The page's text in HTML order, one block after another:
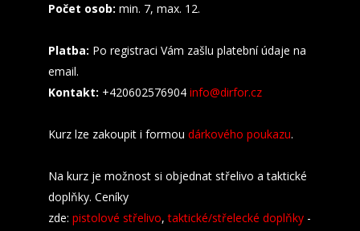
Počet osob: min. 7, max. 12.
Platba: Po registraci Vám zašlu platební údaje na
email.
Kontakt: +420602576904 info@dirfor.cz
Kurz lze zakoupit i formou dárkového poukazu.
Na kurz je možnost si objednat střelivo a taktické
doplňky. Ceníky
zde: pistolové střelivo,taktické/střelecké doplňky -